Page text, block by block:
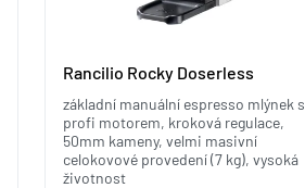
Rancilio Rocky Doserless
základní manuální espresso mlýnek s
profi motorem, kroková regulace,
50mm kameny, velmi masivní
celokovové provedení (7 kg), vysoká
životnost